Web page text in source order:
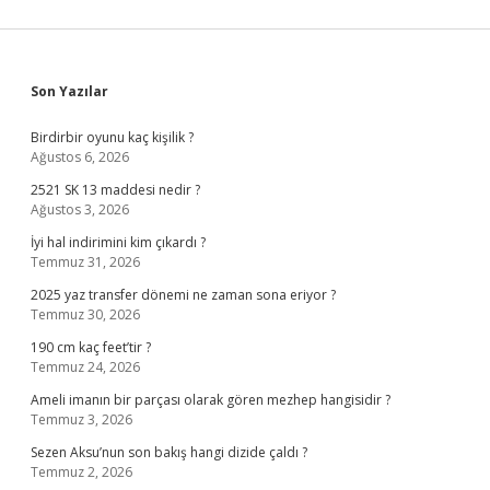
Sidebar
Son Yazılar
Birdirbir oyunu kaç kişilik ?
Ağustos 6, 2026
2521 SK 13 maddesi nedir ?
Ağustos 3, 2026
İyi hal indirimini kim çıkardı ?
Temmuz 31, 2026
2025 yaz transfer dönemi ne zaman sona eriyor ?
Temmuz 30, 2026
190 cm kaç feet’tir ?
Temmuz 24, 2026
Ameli imanın bir parçası olarak gören mezhep hangisidir ?
Temmuz 3, 2026
Sezen Aksu’nun son bakış hangi dizide çaldı ?
Temmuz 2, 2026